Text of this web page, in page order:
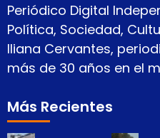
Periódico Digital
Política, Sociedad,
Iliana Cervantes,
más de 30 años en el
Más Recientes